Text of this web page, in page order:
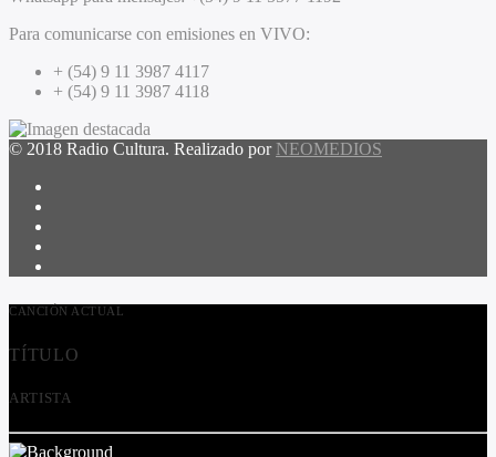
Para comunicarse con emisiones en VIVO:
+ (54) 9 11 3987 4117
+ (54) 9 11 3987 4118
© 2018 Radio Cultura. Realizado por NEOMEDIOS
CANCIÓN ACTUAL
TÍTULO
ARTISTA